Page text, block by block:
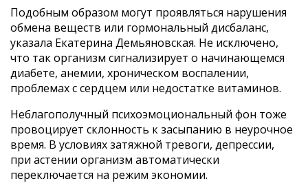
Подобным образом могут проявляться нарушения
обмена веществ или гормональный дисбаланс,
указала Екатерина Демьяновская. Не исключено,
что так организм сигнализирует о начинающемся
диабете, анемии, хроническом воспалении,
проблемах с сердцем или недостатке витаминов.
Неблагополучный психоэмоциональный фон тоже
провоцирует склонность к засыпанию в неурочное
время. В условиях затяжной тревоги, депрессии,
при астении организм автоматически
переключается на режим экономии.